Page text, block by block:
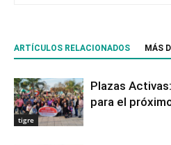
ARTÍCULOS RELACIONADOS MÁS
tigre
Plazas
para el